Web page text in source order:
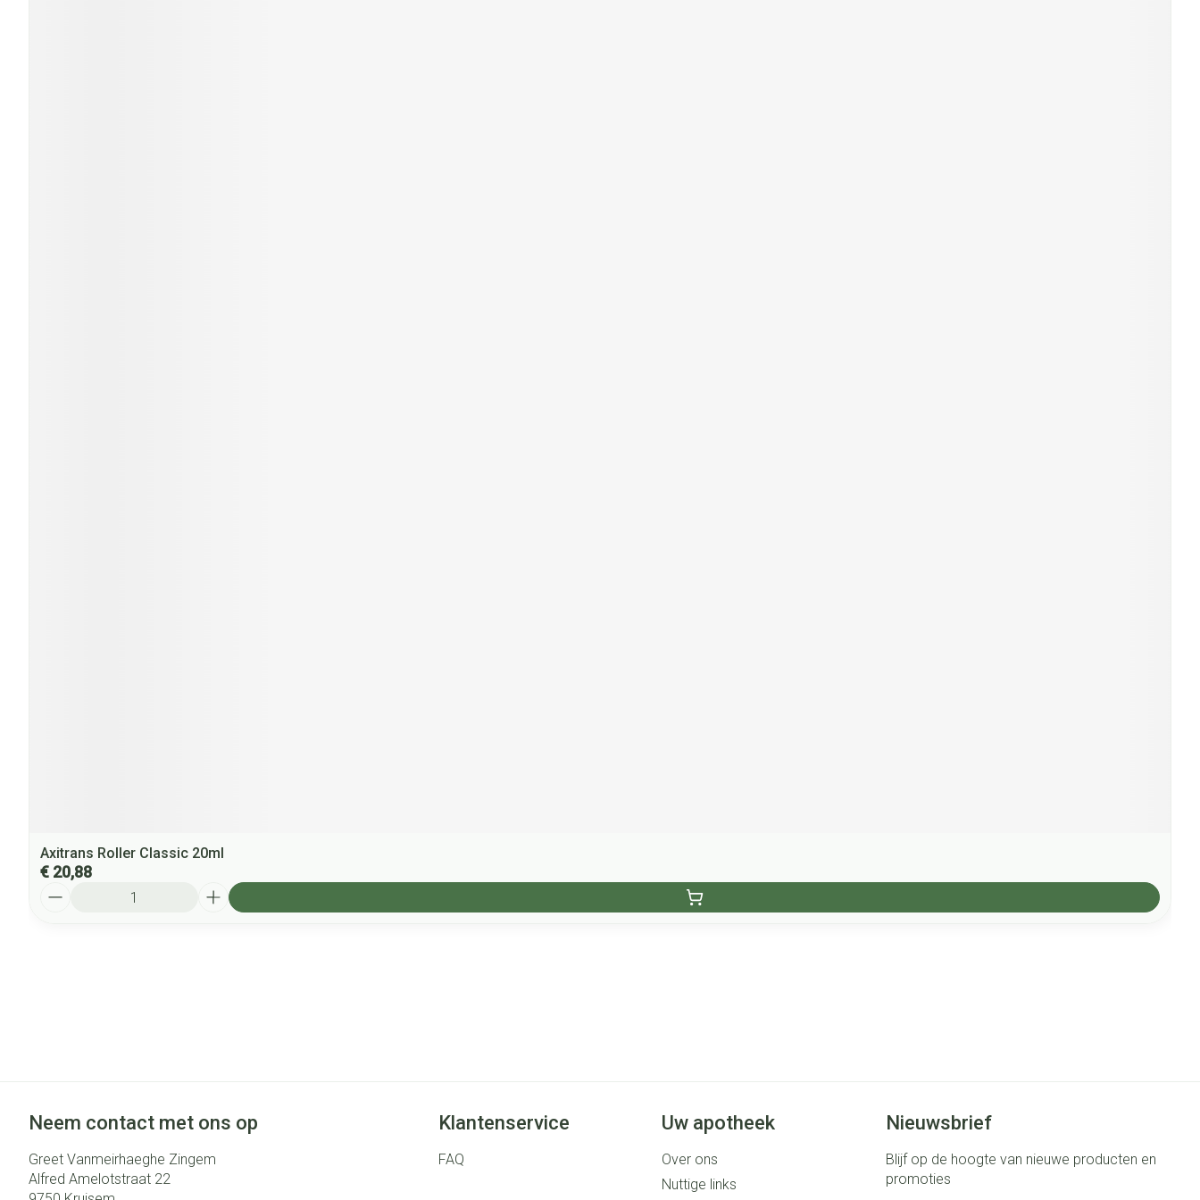
Axitrans Roller Classic 20ml
€ 20,88
Neem contact met ons op
Greet Vanmeirhaeghe Zingem
Alfred Amelotstraat 22
Klantenservice
FAQ
Uw apotheek
Over ons
Nuttige links
Nieuwsbrief
Blijf op de hoogte van nieuwe producten en
promoties